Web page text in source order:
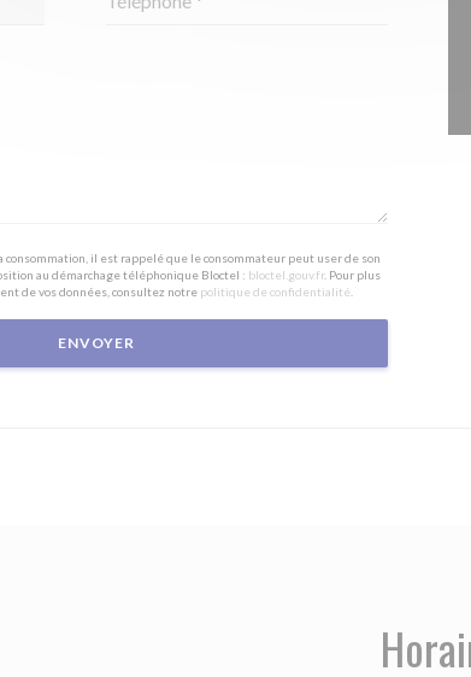
consommation, il est rappelé que le consommateur peut user de son
au démarchage téléphonique Bloctel : bloctel.gouv.fr. Pour plus
de vos données, consultez notre politique de confidentialité